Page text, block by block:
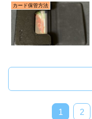
カード保管方法
1 2